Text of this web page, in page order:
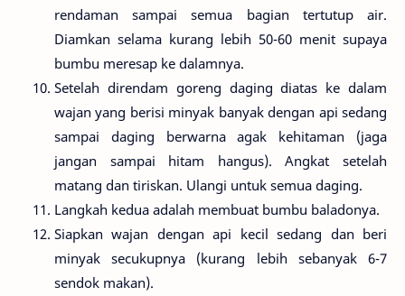
rendaman sampai semua bagian tertutup air.
Diamkan selama kurang lebih 50-60 menit supaya
bumbu meresap ke dalamnya.
Setelah direndam goreng daging diatas ke dalam
wajan yang berisi minyak banyak dengan api sedang
sampai daging berwarna agak kehitaman (jaga
jangan sampai hitam hangus). Angkat setelah
matang dan tiriskan. Ulangi untuk semua daging.
Langkah kedua adalah membuat bumbu baladonya.
Siapkan wajan dengan api kecil sedang dan beri
minyak secukupnya (kurang lebih sebanyak 6-7
sendok makan).